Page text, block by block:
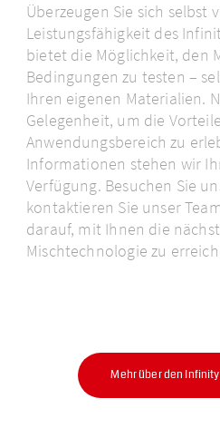
Überzeugen Sie sich selbst
Leistungsfähigkeit des
bietet die Möglichkeit, den
Bedingungen zu testen –
Ihren eigenen Materialien.
Gelegenheit, um die
Anwendungsbereich zu
Informationen stehen wir
Verfügung. Besuchen Sie
kontaktieren Sie unser
darauf, mit Ihnen die
Mischtechnologie zu
Mehr über den